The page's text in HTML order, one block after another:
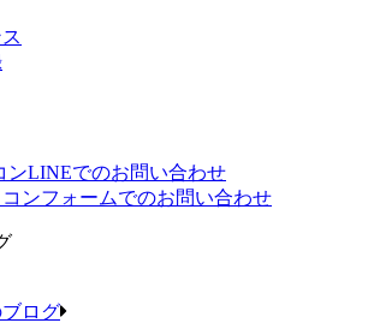
LINEでのお問い合わせ
フォームでのお問い合わせ
ログ